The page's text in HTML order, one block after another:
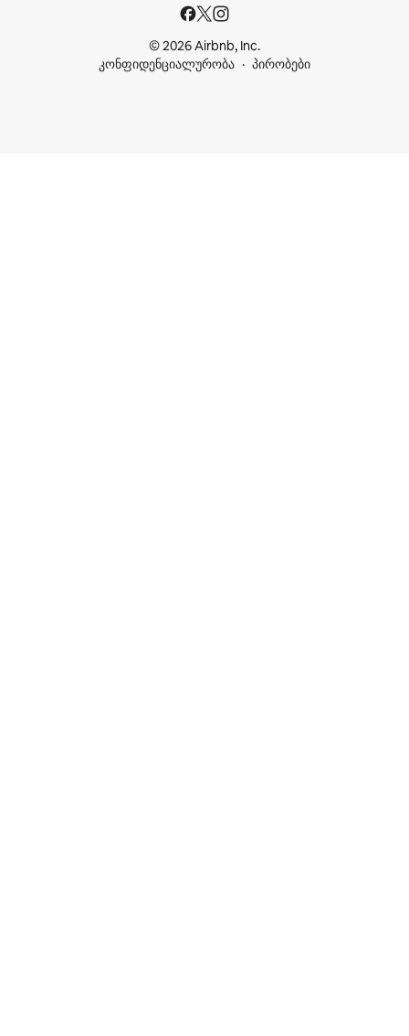
© 2026 Airbnb, Inc.
კონფიდენციალურობა
პირობები